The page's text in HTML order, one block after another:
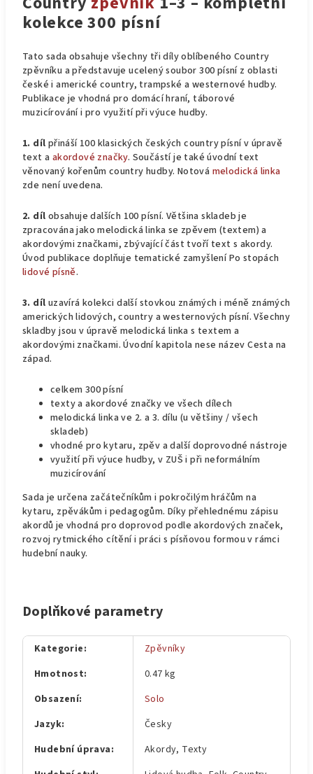
kolekce 300 písní
Tato sada obsahuje všechny tři díly oblíbeného Country
zpěvníku a představuje ucelený soubor 300 písní z oblasti
české i americké country, trampské a westernové hudby.
Publikace je vhodná pro domácí hraní, táborové
muzicírování i pro využití při výuce hudby.
1. díl přináší 100 klasických českých country písní v úpravě
text a akordové značky. Součástí je také úvodní text
věnovaný kořenům country hudby. Notová melodická linka
zde není uvedena.
2. díl obsahuje dalších 100 písní. Většina skladeb je
zpracována jako melodická linka se zpěvem (textem) a
akordovými značkami, zbývající část tvoří text s akordy.
Úvod publikace doplňuje tematické zamyšlení Po stopách
lidové písně.
3. díl uzavírá kolekci další stovkou známých i méně známých
amerických lidových, country a westernových písní. Všechny
skladby jsou v úpravě melodická linka s textem a
akordovými značkami. Úvodní kapitola nese název Cesta na
západ.
celkem 300 písní
texty a akordové značky ve všech dílech
melodická linka ve 2. a 3. dílu (u většiny / všech
skladeb)
vhodné pro kytaru, zpěv a další doprovodné nástroje
využití při výuce hudby, v ZUŠ i při neformálním
muzicírování
Sada je určena začátečníkům i pokročilým hráčům na
kytaru, zpěvákům i pedagogům. Díky přehlednému zápisu
akordů je vhodná pro doprovod podle akordových značek,
rozvoj rytmického cítění i práci s písňovou formou v rámci
hudební nauky.
Doplňkové parametry
Kategorie:
Zpěvníky
Hmotnost:
0.47 kg
Obsazení:
Solo
Jazyk:
Česky
Hudební úprava:
Akordy, Texty